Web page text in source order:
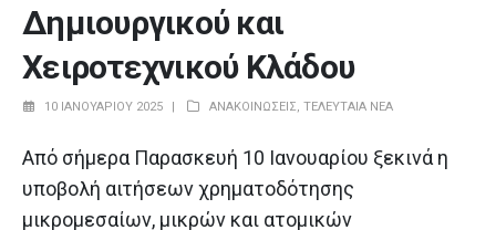
Δημιουργικού και
Χειροτεχνικού Κλάδου
10 ΙΑΝΟΥΑΡΊΟΥ 2025 ΑΝΑΚΟΙΝΏΣΕΙΣ, ΤΕΛΕΥΤΑΊΑ ΝΈΑ
Από σήμερα Παρασκευή 10 Ιανουαρίου ξεκινά η
υποβολή αιτήσεων χρηματοδότησης
μικρομεσαίων, μικρών και ατομικών